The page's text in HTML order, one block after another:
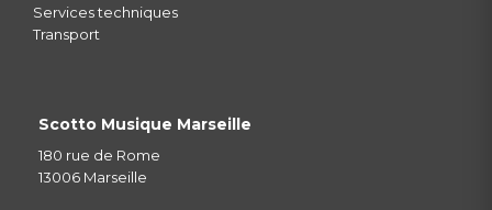
Services techniques
Transport
Scotto Musique Marseille
180 rue de Rome
13006 Marseille